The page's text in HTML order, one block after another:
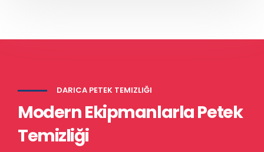
DARICA PETEK TEMIZLIĞI
Modern Ekipmanlarla Petek
Temizliği